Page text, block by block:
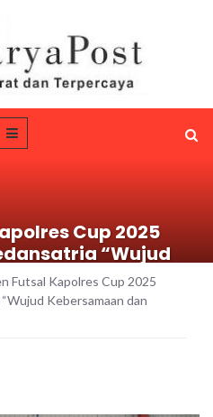
Cup 2025
“Wujud
Antarintansi
Futsal Kapolres Cup 2025
Kebersamaan dan